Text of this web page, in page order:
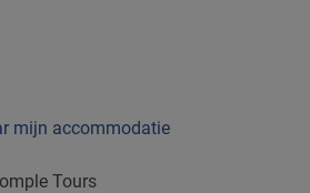
mijn accommodatie
Tours